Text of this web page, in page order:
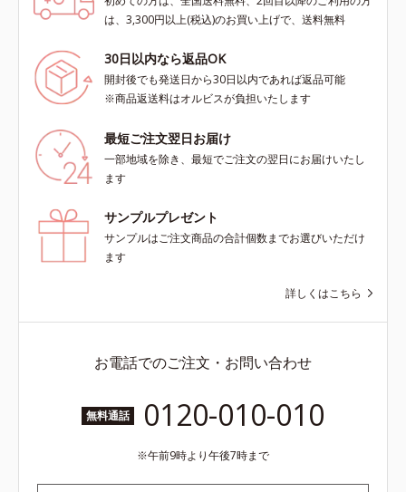
は、3,300円以上(税込)のお買い上げで、送料無料
30日以内なら返品OK
開封後でも発送日から30日以内であれば返品可能
※商品返送料はオルビスが負担いたします
最短ご注文翌日お届け
一部地域を除き、最短でご注文の翌日にお届けいたし
ます
サンプルプレゼント
サンプルはご注文商品の合計個数までお選びいただけ
ます
詳しくはこちら
お電話でのご注文・お問い合わせ
無料通話 0120-010-010
午前9時より午後7時まで